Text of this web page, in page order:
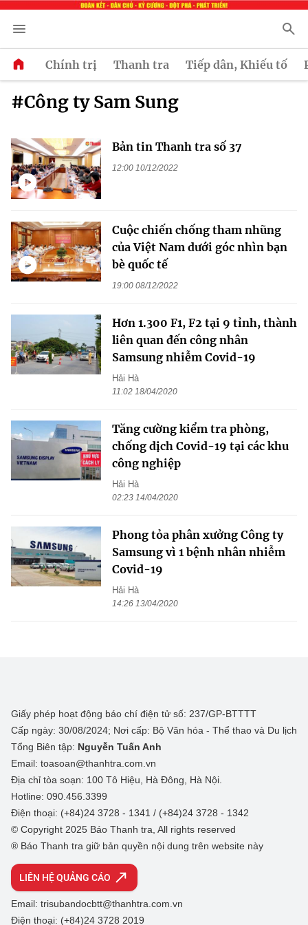
Chính trị Thanh tra Tiếp dân, Khiếu tố
#Công ty Sam Sung
Bản tin Thanh tra số 37
12:00 10/12/2022
Cuộc chiến chống tham nhũng
của Việt Nam dưới góc nhìn bạn
bè quốc tế
19:00 08/12/2022
Hơn 1.300 F1, F2 tại 9 tỉnh, thành
liên quan đến công nhân
Samsung nhiễm Covid-19
Hải Hà
11:02 18/04/2020
Tăng cường kiểm tra phòng,
chống dịch Covid-19 tại các khu
công nghiệp
Hải Hà ​
02:23 14/04/2020
Phong tỏa phân xưởng Công ty
Samsung vì 1 bệnh nhân nhiễm
Covid-19
Hải Hà
14:26 13/04/2020
Giấy phép hoạt động báo chí điện tử số: 237/GP-BTTTT
Cấp ngày: 30/08/2024; Nơi cấp: Bộ Văn hóa - Thể thao và Du lịch
Tổng Biên tập: Nguyễn Tuấn Anh
Email: toasoan@thanhtra.com.vn
Địa chỉ tòa soạn: 100 Tô Hiệu, Hà Đông, Hà Nội.
Hotline: 090.456.3399
Điện thoại: (+84)24 3728 - 1341 / (+84)24 3728 - 1342
© Copyright 2025 Báo Thanh tra, All rights reserved
® Báo Thanh tra giữ bản quyền nội dung trên website này
LIÊN HỆ QUẢNG CÁO
Email: trisubandocbtt@thanhtra.com.vn
Điện thoại: (+84)24 3728 2019